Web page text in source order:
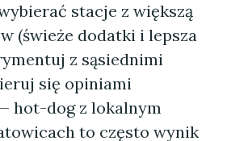
stacje z większą
(świeże dodatki i lepsza
z sąsiednimi
się opiniami
hot-dog z lokalnym
to często wynik